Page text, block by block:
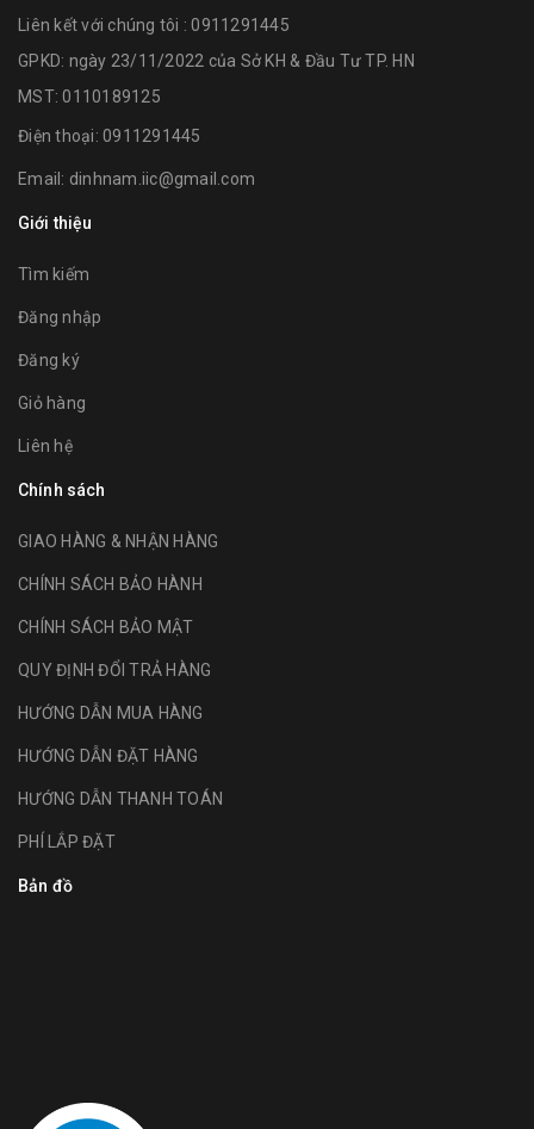
Liên kết với chúng tôi : 0911291445
GPKD: ngày 23/11/2022 của Sở KH & Đầu Tư TP. HN
MST: 0110189125
Điện thoại: 0911291445
Email: dinhnam.iic@gmail.com
Giới thiệu
Tìm kiếm
Đăng nhập
Đăng ký
Giỏ hàng
Liên hệ
Chính sách
GIAO HÀNG & NHẬN HÀNG
CHÍNH SÁCH BẢO HÀNH
CHÍNH SÁCH BẢO MẬT
QUY ĐỊNH ĐỔI TRẢ HÀNG
HƯỚNG DẪN MUA HÀNG
HƯỚNG DẪN ĐẶT HÀNG
HƯỚNG DẪN THANH TOÁN
PHÍ LẮP ĐẶT
Bản đồ